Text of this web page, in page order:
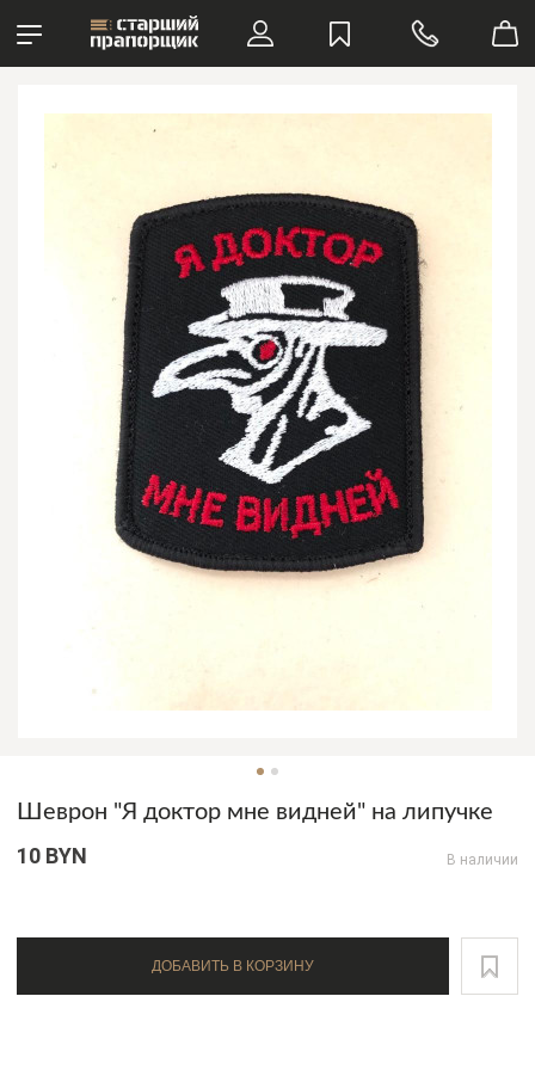
Шеврон "Я доктор мне видней" на липучке
10 BYN В наличии
ДОБАВИТЬ В КОРЗИНУ